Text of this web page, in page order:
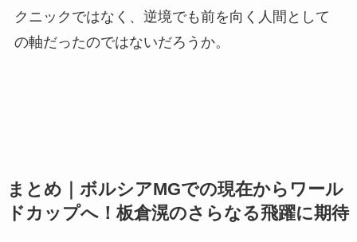
クニックではなく、逆境でも前を向く人間として
の軸だったのではないだろうか。
まとめ｜ボルシアMGでの現在からワール
ドカップへ！板倉滉のさらなる飛躍に期待